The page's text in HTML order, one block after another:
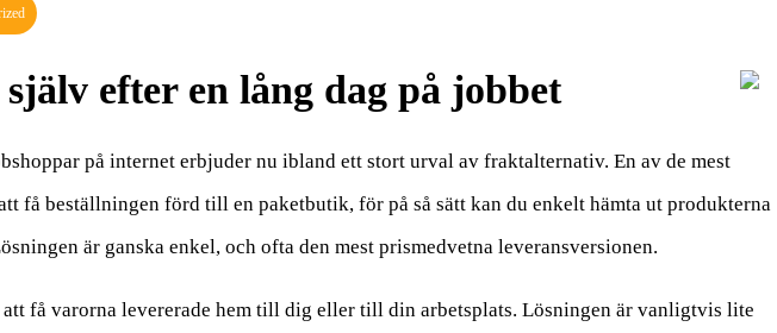
efter en lång dag på jobbet
på internet erbjuder nu ibland ett stort urval av fraktalternativ. En av de mest
få beställningen förd till en paketbutik, för på så sätt kan du enkelt hämta ut produkterna
är ganska enkel, och ofta den mest prismedvetna leveransversionen.
få varorna levererade hem till dig eller till din arbetsplats. Lösningen är vanligtvis lite